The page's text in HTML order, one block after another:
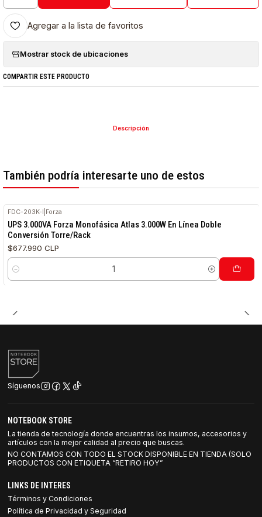
Agregar a la lista de favoritos
Mostrar stock de ubicaciones
COMPARTIR ESTE PRODUCTO
Descripción
También podría interesarte uno de estos
FDC-203K-I Forza
UPS 3.000VA Forza Monofásica Atlas 3.000W En Línea Doble
Conversión Torre/Rack
$677.990 CLP
Cantidad
Síguenos
NOTEBOOK STORE
La tienda de tecnología donde encuentras los insumos, accesorios y
artículos con la mejor calidad al precio que buscas.
NO CONTAMOS CON TODO EL STOCK DISPONIBLE EN TIENDA (SOLO
PRODUCTOS CON ETIQUETA “RETIRO HOY”
LINKS DE INTERES
Términos y Condiciones
Política de Privacidad y Seguridad